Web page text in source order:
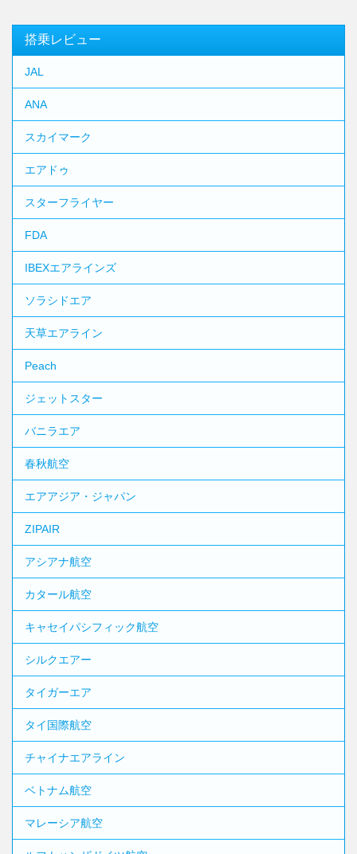
搭乗レビュー
JAL
ANA
スカイマーク
エアドゥ
スターフライヤー
FDA
IBEXエアラインズ
ソラシドエア
天草エアライン
Peach
ジェットスター
バニラエア
春秋航空
エアアジア・ジャパン
ZIPAIR
アシアナ航空
カタール航空
キャセイパシフィック航空
シルクエアー
タイガーエア
タイ国際航空
チャイナエアライン
ベトナム航空
マレーシア航空